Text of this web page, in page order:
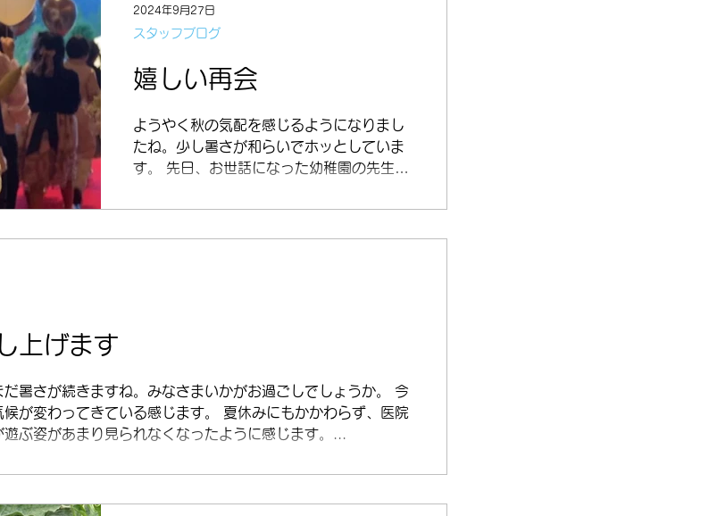
嬉しい再会
ようやく秋の気配を感じるようになりまし
たね。少し暑さが和らいでホッとしていま
す。 先日、お世話になった幼稚園の先生の
のみんなでお祝いに行って来ました。 美し
スタッフブログ
2024年9月27日
上げます
暑さが続きますね。みなさまいかがお過ごしでしょうか。 今
が変わってきている感じます。 夏休みにもかかわらず、医院
ぶ姿があまり見られなくなったように感じます。...